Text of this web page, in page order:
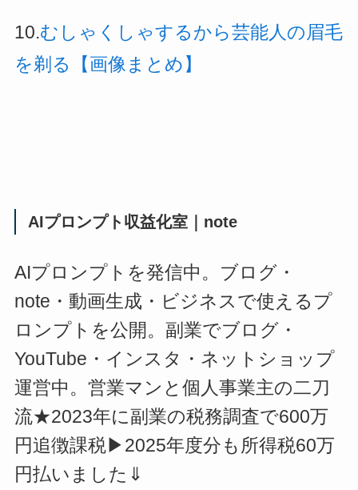
10.むしゃくしゃするから芸能人の眉毛
を剃る【画像まとめ】
AIプロンプト収益化室｜note
AIプロンプトを発信中。ブログ・
note・動画生成・ビジネスで使えるプ
ロンプトを公開。副業でブログ・
YouTube・インスタ・ネットショップ
運営中。営業マンと個人事業主の二刀
流★2023年に副業の税務調査で600万
円追徴課税▶2025年度分も所得税60万
円払いました⇓